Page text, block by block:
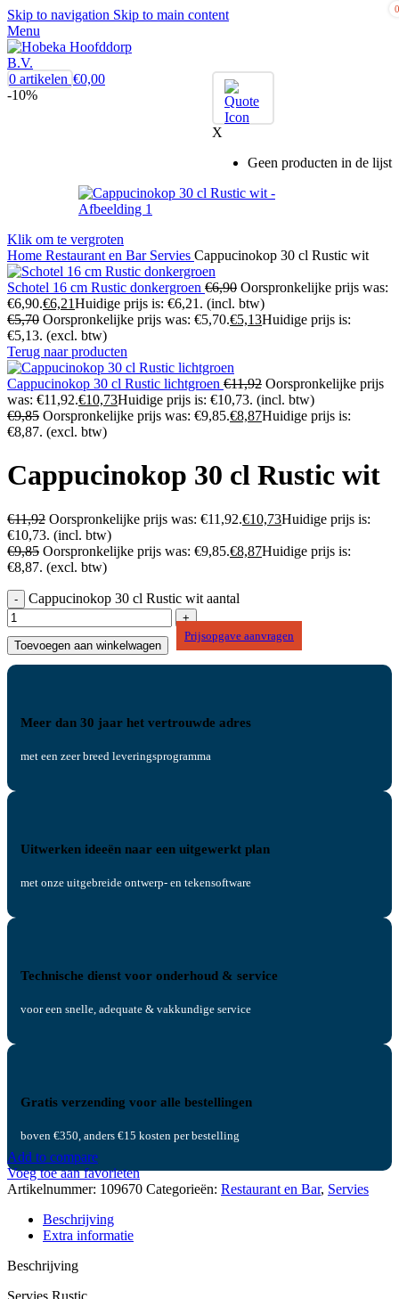
Skip to navigation Skip to main content
Menu
0
X
Geen producten in de lijst
0 artikelen €0,00
-10%
Klik om te vergroten
Home Restaurant en Bar Servies Cappucinokop 30 cl Rustic wit
Schotel 16 cm Rustic donkergroen €6,90 Oorspronkelijke prijs was:
€6,90.€6,21Huidige prijs is: €6,21. (incl. btw)
€5,70 Oorspronkelijke prijs was: €5,70.€5,13Huidige prijs is:
€5,13. (excl. btw)
Terug naar producten
Cappucinokop 30 cl Rustic lichtgroen €11,92 Oorspronkelijke prijs
was: €11,92.€10,73Huidige prijs is: €10,73. (incl. btw)
€9,85 Oorspronkelijke prijs was: €9,85.€8,87Huidige prijs is:
€8,87. (excl. btw)
Cappucinokop 30 cl Rustic wit
€11,92 Oorspronkelijke prijs was: €11,92.€10,73Huidige prijs is:
€10,73. (incl. btw)
€9,85 Oorspronkelijke prijs was: €9,85.€8,87Huidige prijs is:
€8,87. (excl. btw)
Cappucinokop 30 cl Rustic wit aantal
Toevoegen aan winkelwagen
Prijsopgave aanvragen
Meer dan 30 jaar het vertrouwde adres
met een zeer breed leveringsprogramma
Uitwerken ideeën naar een uitgewerkt plan
met onze uitgebreide ontwerp- en tekensoftware
Technische dienst voor onderhoud & service
voor een snelle, adequate & vakkundige service
Gratis verzending voor alle bestellingen
boven €350, anders €15 kosten per bestelling
Add to compare
Voeg toe aan favorieten
Artikelnummer: 109670 Categorieën: Restaurant en Bar, Servies
Beschrijving
Extra informatie
Beschrijving
Servies Rustic